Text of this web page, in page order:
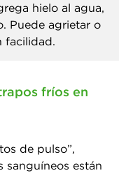
hielo al agua,
Puede agrietar o
facilidad.
fríos en
de pulso”,
sanguíneos están